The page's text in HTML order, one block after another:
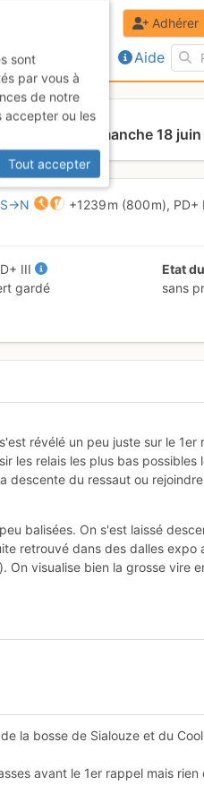
Aide
Adhérer
S→N Dimanche 18
S→N +1239 m (800 m), PD+
III
gardé
Etat
sans
révélé un peu juste sur le
les relais les plus bas possibles
du ressaut ou
balisées. On s'est laissé
retrouvé dans des dalles expo
visualise bien la grosse vire
la bosse de Sialouze et du
avant le 1er rappel mais rien
sont
par vous à
de notre
accepter ou les
Tout accepter